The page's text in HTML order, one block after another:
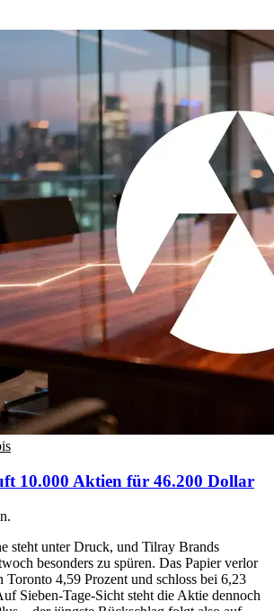
10.000 Aktien für 46.200 Dollar
steht unter Druck, und Tilray Brands
besonders zu spüren. Das Papier verlor
Toronto 4,59 Prozent und schloss bei 6,23
Sieben-Tage-Sicht steht die Aktie dennoch